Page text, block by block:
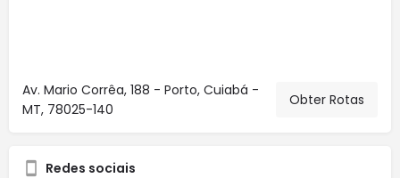
Av. Mario Corrêa, 188 - Porto, Cuiabá -
MT, 78025-140
Obter Rotas
Redes sociais